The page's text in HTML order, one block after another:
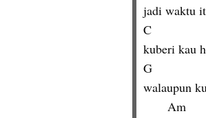
jadi waktu
C
kuberi kau
G
walaupun
       Am